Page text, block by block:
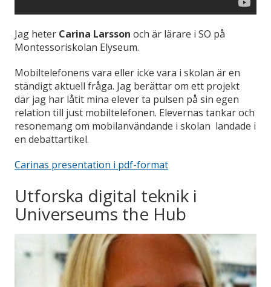
Jag heter Carina Larsson och är lärare i SO på
Montessoriskolan Elyseum.
Mobiltelefonens vara eller icke vara i skolan är en
ständigt aktuell fråga. Jag berättar om ett projekt
där jag har låtit mina elever ta pulsen på sin egen
relation till just mobiltelefonen. Elevernas tankar och
resonemang om mobilanvändande i skolan landade i
en debattartikel.
Carinas presentation i pdf-format
Utforska digital teknik i
Universeums the Hub